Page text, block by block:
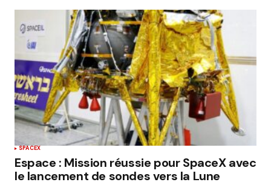
SPACEX
Espace : Mission réussie pour SpaceX avec
le lancement de sondes vers la Lune